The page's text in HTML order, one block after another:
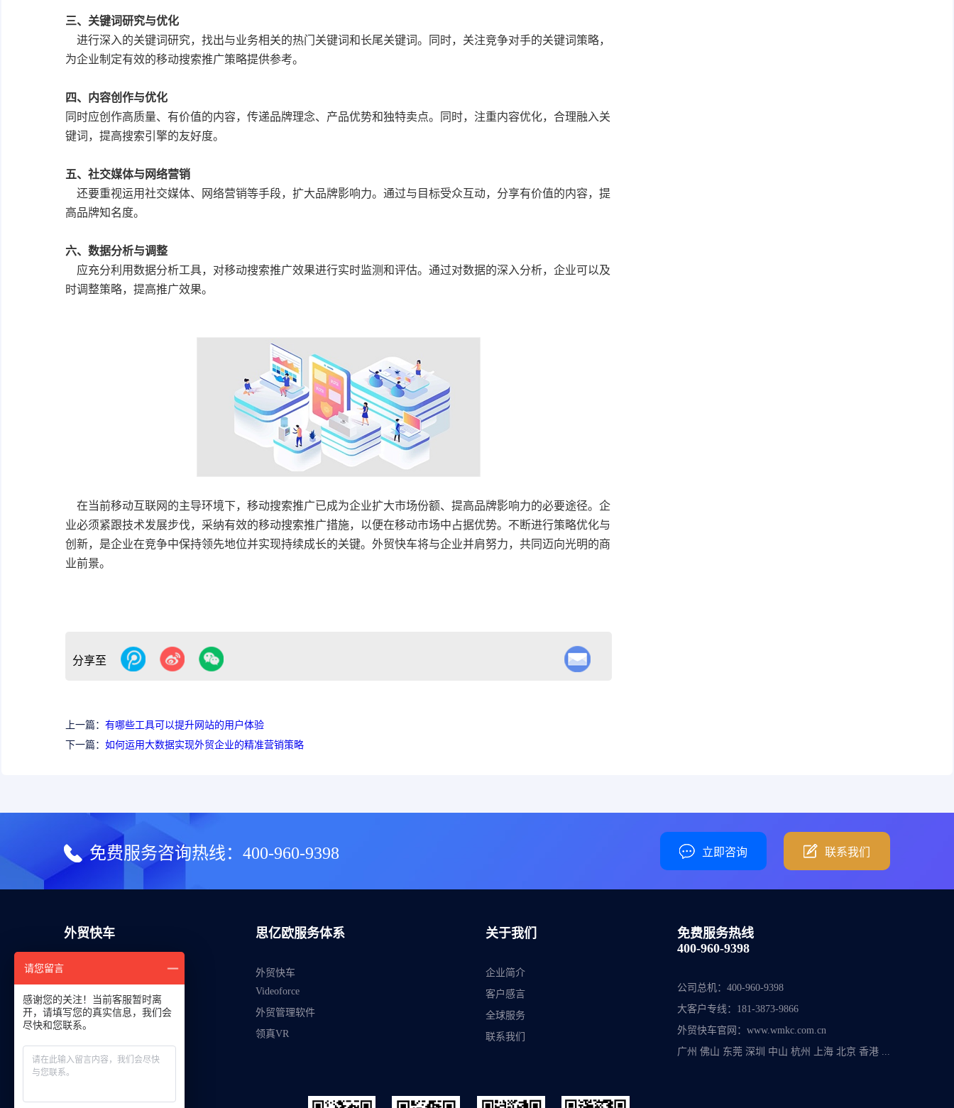
三、关键词研究与优化
进行深入的关键词研究，找出与业务相关的热门关键词和长尾关键词。同时，关注竞争对手的关键词策略，
为企业制定有效的移动搜索推广策略提供参考。
四、内容创作与优化
同时应创作高质量、有价值的内容，传递品牌理念、产品优势和独特卖点。同时，注重内容优化，合理融入关
键词，提高搜索引擎的友好度。
五、社交媒体与网络营销
还要重视运用社交媒体、网络营销等手段，扩大品牌影响力。通过与目标受众互动，分享有价值的内容，提
高品牌知名度。
六、数据分析与调整
应充分利用数据分析工具，对移动搜索推广效果进行实时监测和评估。通过对数据的深入分析，企业可以及
时调整策略，提高推广效果。
在当前移动互联网的主导环境下，移动搜索推广已成为企业扩大市场份额、提高品牌影响力的必要途径。企
业必须紧跟技术发展步伐，采纳有效的移动搜索推广措施，以便在移动市场中占据优势。不断进行策略优化与
创新，是企业在竞争中保持领先地位并实现持续成长的关键。外贸快车将与企业并肩努力，共同迈向光明的商
业前景。
分享至
上一篇： 有哪些工具可以提升网站的用户体验
下一篇： 如何运用大数据实现外贸企业的精准营销策略
免费服务咨询热线： 400-960-9398 立即咨询 联系我们
外贸快车
运营管理
智能获客
产品套餐
思亿欧服务体系
外贸快车
Videoforce
外贸管理软件
领真VR
关于我们
企业简介
客户感言
全球服务
联系我们
免费服务热线
400-960-9398
公司总机： 400-960-9398
大客户专线： 181-3873-9866
外贸快车官网： www.wmkc.com.cn
广州 佛山 东莞 深圳 中山 杭州 上海 北京 香港 ...
请您留言
感谢您的关注！当前客服暂时离
开，请填写您的真实信息，我们会
尽快和您联系。